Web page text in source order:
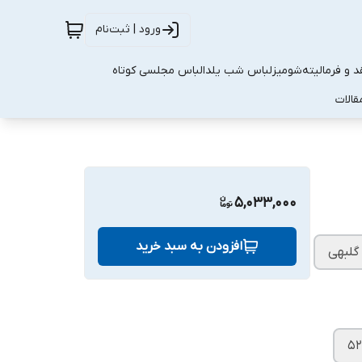
ورود | ثبت‌نام
و فرمالیتهشومیزلباس شب یلدالباس مجلسی کوتاه
گلبهی
۵۲
5,033,000
افزودن به سبد خرید